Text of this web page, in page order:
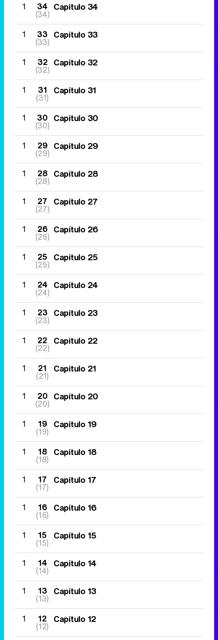
1 34
(34)
Capítulo 34
1 33
(33)
Capítulo 33
1 32
(32)
Capítulo 32
1 31
(31)
Capítulo 31
1 30
(30)
Capítulo 30
1 29
(29)
Capítulo 29
1 28
(28)
Capítulo 28
1 27
(27)
Capítulo 27
1 26
(26)
Capítulo 26
1 25
(25)
Capítulo 25
1 24
(24)
Capítulo 24
1 23
(23)
Capítulo 23
1 22
(22)
Capítulo 22
1 21
(21)
Capítulo 21
1 20
(20)
Capítulo 20
1 19
(19)
Capítulo 19
1 18
(18)
Capítulo 18
1 17
(17)
Capítulo 17
1 16
(16)
Capítulo 16
1 15
(15)
Capítulo 15
1 14
(14)
Capítulo 14
1 13
(13)
Capítulo 13
1 12
(12)
Capítulo 12